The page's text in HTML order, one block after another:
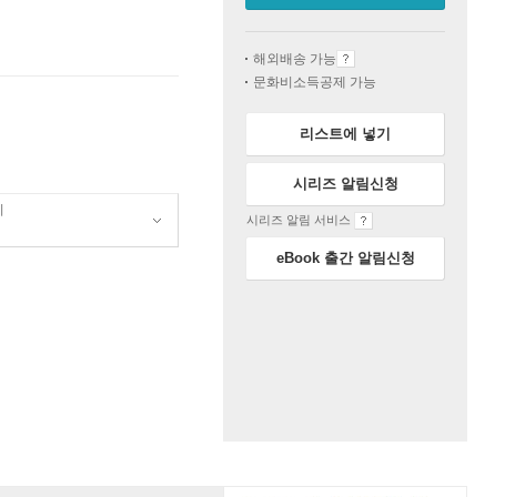
해외배송 가능
문화비소득공제 가능
리스트에 넣기
시리즈 알림신청
시리즈 알림 서비스
eBook 출간 알림신청